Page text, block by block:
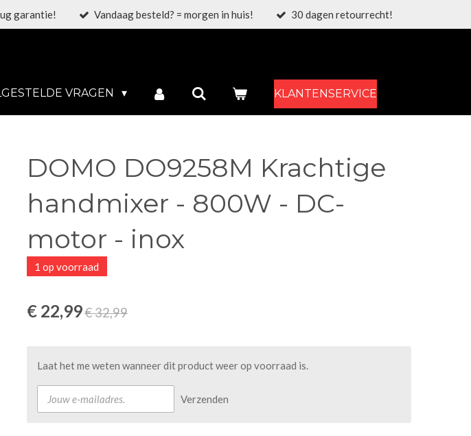
garantie! Vandaag besteld? = morgen in huis! 30 dagen retourrecht!
VRAGEN KLANTENSERVICE
DOMO DO9258M Krachtige
handmixer - 800W - DC-
motor - inox
1 op voorraad
€ 22,99€ 32,99
Laat het me weten wanneer dit product weer op voorraad is.
Verzenden